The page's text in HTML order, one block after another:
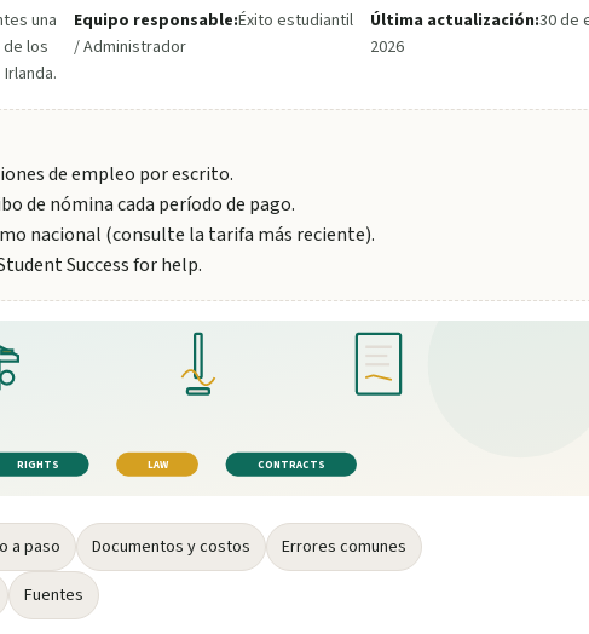
una
los
Equipo responsable:Éxito estudiantil
/ Administrador
Última actualización:30 de
2026
de empleo por escrito.
de nómina cada período de pago.
nacional (consulte la tarifa más reciente).
Success for help.
RIGHTS LAW CONTRACTS
a paso Documentos y costos
Errores comunes
Fuentes